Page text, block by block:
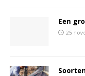
Een
25